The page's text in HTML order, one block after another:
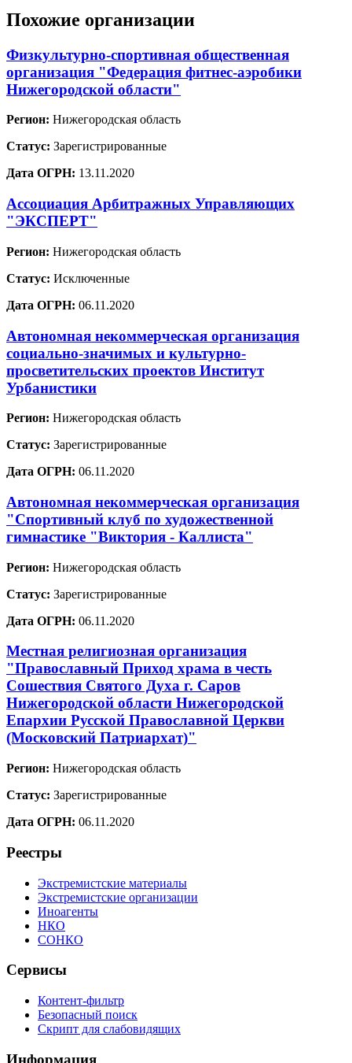
Похожие организации
Физкультурно-спортивная общественная
организация "Федерация фитнес-аэробики
Нижегородской области"
Регион: Нижегородская область
Статус: Зарегистрированные
Дата ОГРН: 13.11.2020
Ассоциация Арбитражных Управляющих
"ЭКСПЕРТ"
Регион: Нижегородская область
Статус: Исключенные
Дата ОГРН: 06.11.2020
Автономная некоммерческая организация
социально-значимых и культурно-
просветительских проектов Институт
Урбанистики
Регион: Нижегородская область
Статус: Зарегистрированные
Дата ОГРН: 06.11.2020
Автономная некоммерческая организация
"Спортивный клуб по художественной
гимнастике "Виктория - Каллиста"
Регион: Нижегородская область
Статус: Зарегистрированные
Дата ОГРН: 06.11.2020
Местная религиозная организация
"Православный Приход храма в честь
Сошествия Святого Духа г. Саров
Нижегородской области Нижегородской
Епархии Русской Православной Церкви
(Московский Патриархат)"
Регион: Нижегородская область
Статус: Зарегистрированные
Дата ОГРН: 06.11.2020
Реестры
Экстремистские материалы
Экстремистские организации
Иноагенты
НКО
СОНКО
Сервисы
Контент-фильтр
Безопасный поиск
Скрипт для слабовидящих
Информация